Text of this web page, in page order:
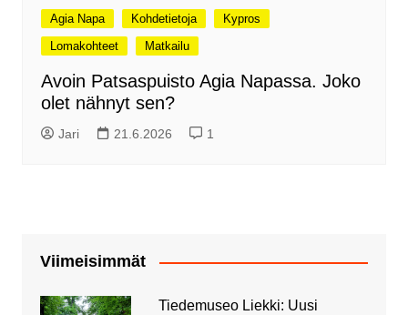
Agia Napa Kohdetietoja
Kypros
Lomakohteet
Matkailu
Avoin Patsaspuisto Agia Napassa. Joko
olet nähnyt sen?
Jari 21.6.2026 1
Viimeisimmät
Tiedemuseo Liekki: Uusi